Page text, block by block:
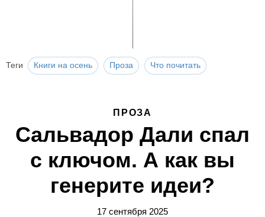
Теги Книги на осень Проза Что почитать
ПРОЗА
Сальвадор Дали спал
с ключом. А как вы
генерите идеи?
17 сентября 2025